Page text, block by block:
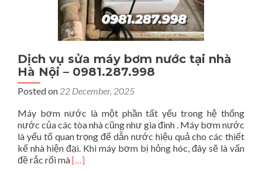
Dịch vụ sửa máy bơm nước tại nhà
Hà Nội – 0981.287.998
Posted on 22 December, 2025
Máy bơm nước là một phần tất yếu trong hệ thống
nước của các tòa nhà cũng như gia đình . Máy bơm nước
là yếu tố quan trọng để dẫn nước hiệu quả cho các thiết
kế nhà hiện đại. Khi máy bơm bị hỏng hóc, đây sẽ là vấn
đề rắc rối màRead
[…]